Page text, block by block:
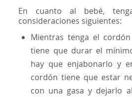
En cuanto al bebé,
consideraciones siguientes:
Mientras tenga el
tiene que durar el
hay que enjabonarlo y
cordón tiene que estar
con una gasa y dejarlo